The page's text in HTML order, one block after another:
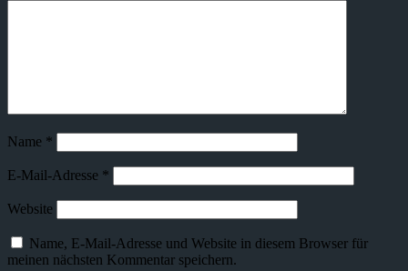
Name *
E-Mail-Adresse *
Website
Name, E-Mail-Adresse und Website in diesem Browser für
meinen nächsten Kommentar speichern.